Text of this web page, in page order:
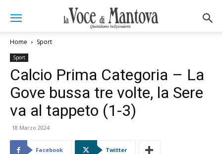
Home Sport
Sport
Calcio Prima Categoria – La
Gove bussa tre volte, la Sere
va al tappeto (1-3)
18 Marzo 2024
Facebook Twitter